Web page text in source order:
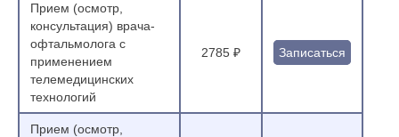
Прием (осмотр,
консультация) врача-
офтальмолога с
применением
телемедицинских
технологий
2785 ₽ Записаться
Прием (осмотр,